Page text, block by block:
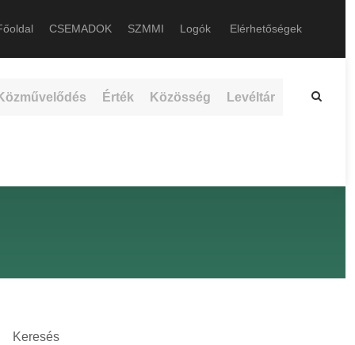
CSEMADOK SZMMI Logók Elérhetőségek
Érték Közösség Levéltár
Keresés